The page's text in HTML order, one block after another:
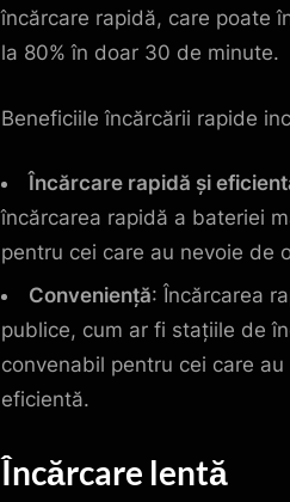
încărcare rapidă, care poate
la 80% în doar 30 de minute.
Beneficiile încărcării rapide
Încărcare rapidă și
încărcarea rapidă a bateriei
pentru cei care au nevoie de
Conveniență: Încărcarea
publice, cum ar fi stațiile de
convenabil pentru cei care
eficientă.
Încărcare lentă